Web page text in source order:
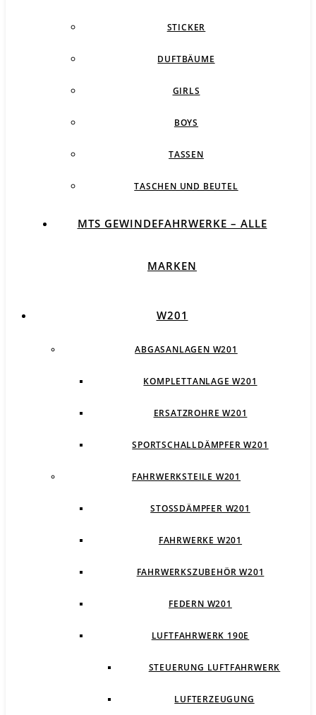
STICKER
DUFTBÄUME
GIRLS
BOYS
TASSEN
TASCHEN UND BEUTEL
MTS GEWINDEFAHRWERKE – ALLE
MARKEN
W201
ABGASANLAGEN W201
KOMPLETTANLAGE W201
ERSATZROHRE W201
SPORTSCHALLDÄMPFER W201
FAHRWERKSTEILE W201
STOSSDÄMPFER W201
FAHRWERKE W201
FAHRWERKSZUBEHÖR W201
FEDERN W201
LUFTFAHRWERK 190E
STEUERUNG LUFTFAHRWERK
LUFTERZEUGUNG